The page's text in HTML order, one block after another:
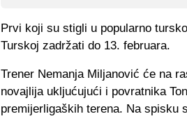
Prvi koji su stigli u popularno
Turskoj zadržati do 13. februara.
Trener Nemanja Miljanović će na
novajlija ukljućujući i povratnika
premijerligaških terena. Na spisku